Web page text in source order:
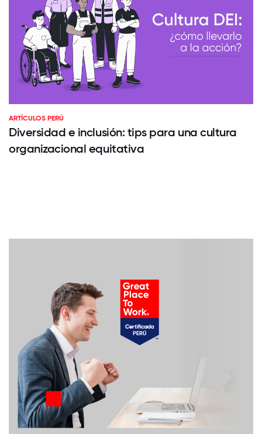
ARTÍCULOS PERÚ
Diversidad e inclusión: tips para una cultura
organizacional equitativa